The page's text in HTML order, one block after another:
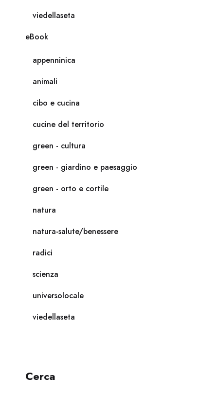
viedellaseta
eBook
appenninica
animali
cibo e cucina
cucine del territorio
green - cultura
green - giardino e paesaggio
green - orto e cortile
natura
natura-salute/benessere
radici
scienza
universolocale
viedellaseta
Cerca